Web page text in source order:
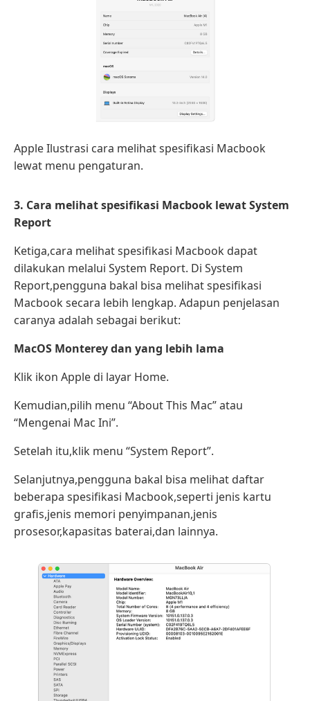
Apple Ilustrasi cara melihat spesifikasi Macbook
lewat menu pengaturan.
3. Cara melihat spesifikasi Macbook lewat System
Report
Ketiga,cara melihat spesifikasi Macbook dapat
dilakukan melalui System Report. Di System
Report,pengguna bakal bisa melihat spesifikasi
Macbook secara lebih lengkap. Adapun penjelasan
caranya adalah sebagai berikut:
MacOS Monterey dan yang lebih lama
Klik ikon Apple di layar Home.
Kemudian,pilih menu “About This Mac” atau
“Mengenai Mac Ini”.
Setelah itu,klik menu “System Report”.
Selanjutnya,pengguna bakal bisa melihat daftar
beberapa spesifikasi Macbook,seperti jenis kartu
grafis,jenis memori penyimpanan,jenis
prosesor,kapasitas baterai,dan lainnya.